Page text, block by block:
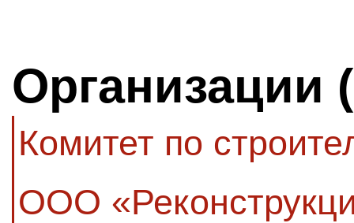
Организации
Комитет по
ООО